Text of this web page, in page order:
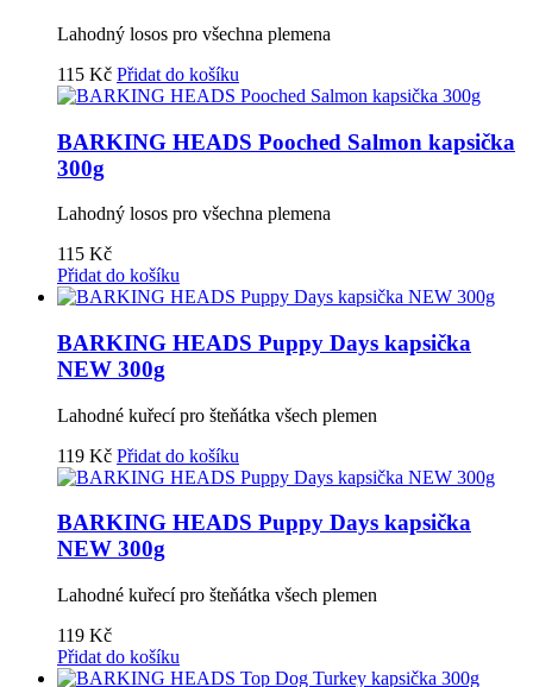
Lahodný losos pro všechna plemena
115 Kč Přidat do košíku
BARKING HEADS Pooched Salmon kapsička
300g
Lahodný losos pro všechna plemena
115 Kč
Přidat do košíku
BARKING HEADS Puppy Days kapsička
NEW 300g
Lahodné kuřecí pro šteňátka všech plemen
119 Kč Přidat do košíku
BARKING HEADS Puppy Days kapsička
NEW 300g
Lahodné kuřecí pro šteňátka všech plemen
119 Kč
Přidat do košíku